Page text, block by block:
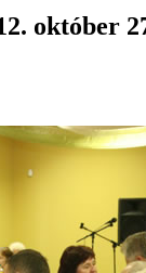
október